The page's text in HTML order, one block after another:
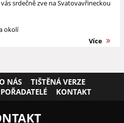
srdečně zve na Svatovavřineckou
okolí
Více
NÁS
TIŠTĚNÁ VERZE
POŘADATELÉ KONTAKT